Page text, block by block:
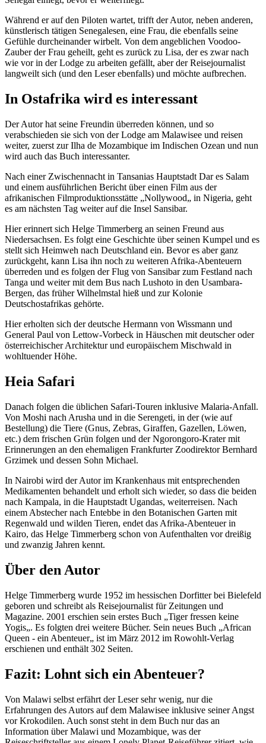
Während er auf den Piloten wartet, trifft der Autor, neben anderen,
künstlerisch tätigen Senegalesen, eine Frau, die ebenfalls seine
Gefühle durcheinander wirbelt. Von dem angeblichen Voodoo-
Zauber der Frau geheilt, geht es zurück zu Lisa, der es zwar nach
wie vor in der Lodge zu arbeiten gefällt, aber der Reisejournalist
langweilt sich (und den Leser ebenfalls) und möchte aufbrechen.
In Ostafrika wird es interessant
Der Autor hat seine Freundin überreden können, und so
verabschieden sie sich von der Lodge am Malawisee und reisen
weiter, zuerst zur Ilha de Mozambique im Indischen Ozean und nun
wird auch das Buch interessanter.
Nach einer Zwischennacht in Tansanias Hauptstadt Dar es Salam
und einem ausführlichen Bericht über einen Film aus der
afrikanischen Filmproduktionsstätte „Nollywood„ in Nigeria, geht
es am nächsten Tag weiter auf die Insel Sansibar.
Hier erinnert sich Helge Timmerberg an seinen Freund aus
Niedersachsen. Es folgt eine Geschichte über seinen Kumpel und es
stellt sich Heimweh nach Deutschland ein. Bevor es aber ganz
zurückgeht, kann Lisa ihn noch zu weiteren Afrika-Abenteuern
überreden und es folgen der Flug von Sansibar zum Festland nach
Tanga und weiter mit dem Bus nach Lushoto in den Usambara-
Bergen, das früher Wilhelmstal hieß und zur Kolonie
Deutschostafrikas gehörte.
Hier erholten sich der deutsche Hermann von Wissmann und
General Paul von Lettow-Vorbeck in Häuschen mit deutscher oder
österreichischer Architektur und europäischem Mischwald in
wohltuender Höhe.
Heia Safari
Danach folgen die üblichen Safari-Touren inklusive Malaria-Anfall.
Von Moshi nach Arusha und in die Serengeti, in der (wie auf
Bestellung) die Tiere (Gnus, Zebras, Giraffen, Gazellen, Löwen,
etc.) dem frischen Grün folgen und der Ngorongoro-Krater mit
Erinnerungen an den ehemaligen Frankfurter Zoodirektor Bernhard
Grzimek und dessen Sohn Michael.
In Nairobi wird der Autor im Krankenhaus mit entsprechenden
Medikamenten behandelt und erholt sich wieder, so dass die beiden
nach Kampala, in die Hauptstadt Ugandas, weiterreisen. Nach
einem Abstecher nach Entebbe in den Botanischen Garten mit
Regenwald und wilden Tieren, endet das Afrika-Abenteuer in
Kairo, das Helge Timmerberg schon von Aufenthalten vor dreißig
und zwanzig Jahren kennt.
Über den Autor
Helge Timmerberg wurde 1952 im hessischen Dorfitter bei Bielefeld
geboren und schreibt als Reisejournalist für Zeitungen und
Magazine. 2001 erschien sein erstes Buch „Tiger fressen keine
Yogis„. Es folgten drei weitere Bücher. Sein neues Buch „African
Queen - ein Abenteuer„ ist im März 2012 im Rowohlt-Verlag
erschienen und enthält 302 Seiten.
Fazit: Lohnt sich ein Abenteuer?
Von Malawi selbst erfährt der Leser sehr wenig, nur die
Erfahrungen des Autors auf dem Malawisee inklusive seiner Angst
vor Krokodilen. Auch sonst steht in dem Buch nur das an
Information über Malawi und Mozambique, was der